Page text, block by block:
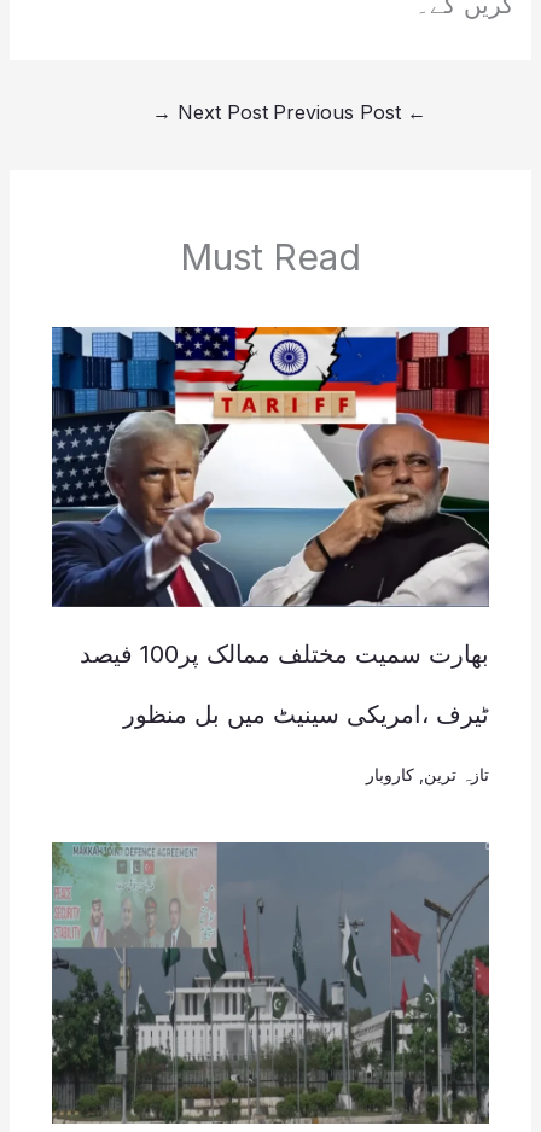
←
Next Post
→
Must Read
بھارت سمیت مختلف ممالک پر100 فیصد
ٹیرف ،امریکی سینیٹ میں بل منظور
تازہ ترین کاروبار